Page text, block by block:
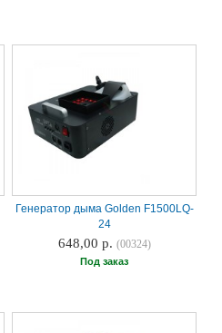
Генератор дыма Golden F1500LQ-
24
648,00 р. (00324)
Под заказ